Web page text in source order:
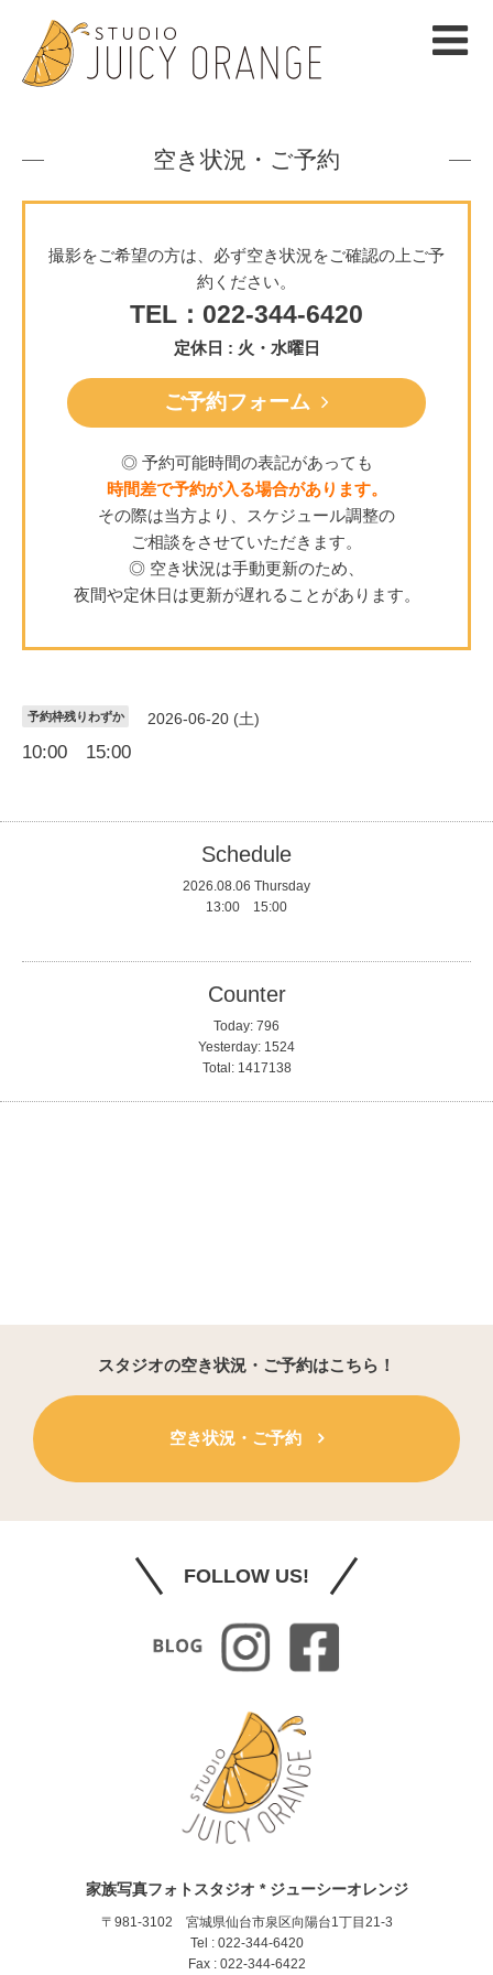
空き状況・ご予約
撮影をご希望の方は、必ず空き状況をご確認の上ご予
約ください。
TEL：022-344-6420
定休日 : 火・水曜日
ご予約フォーム
◎ 予約可能時間の表記があっても
時間差で予約が入る場合があります。
その際は当方より、スケジュール調整の
ご相談をさせていただきます。
◎ 空き状況は手動更新のため、
夜間や定休日は更新が遅れることがあります。
予約枠残りわずか 2026-06-20 (土)
10:00 15:00
Schedule
2026.08.06 Thursday
13:00 15:00
Counter
Today: 796
Yesterday: 1524
Total: 1417138
スタジオの空き状況・ご予約はこちら！
空き状況・ご予約
FOLLOW US!
家族写真フォトスタジオ * ジューシーオレンジ
〒981-3102 宮城県仙台市泉区向陽台1丁目21-3
Tel : 022-344-6420
Fax : 022-344-6422